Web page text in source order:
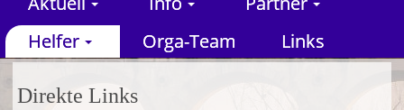
Helfer
Orga-Team Links
Direkte Links